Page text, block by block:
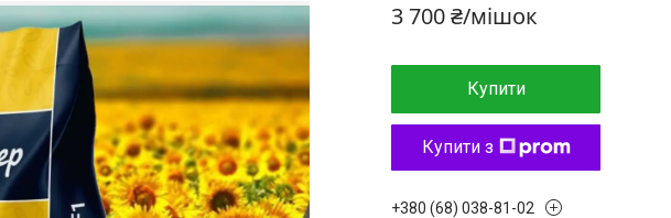
3 700 ₴/мішок
Купити
Купити з
+380 (68) 038-81-02